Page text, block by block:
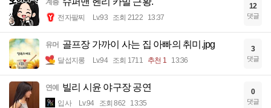
전자팔찌 Lv.93 조회 2122 13:37
12
댓글
유머 골프장 가까이 사는 집 아빠의 취미.jpg
달섭지롱 Lv.94 조회 1711 추천 1 13:36
3
댓글
연예 빌리 시윤 야구장 공연
입사 Lv.94 조회 862 13:35
0
댓글